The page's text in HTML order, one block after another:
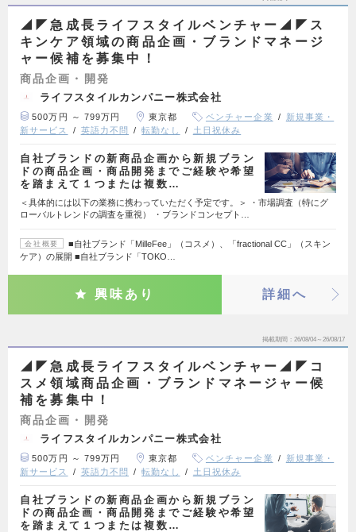
◢◤急成長ライフスタイルベンチャー◢◤ス
キンケア領域の商品企画・ブランドマネージ
ャー候補を募集中！
商品企画・開発
ライフスタイルカンパニー株式会社
500万円 ～ 799万円 東京都 ベンチャー企業
新規事業・
新サービス
英語力不問 転勤なし 土日祝休み
自社ブランドの新商品企画から新規ブラン
ドの商品企画・商品開発までご経験や希望
を踏まえて１つまたは複数…
＜具体的には以下の業務に携わっていただく予定です。＞ ・市場調査（特にグ
ローバルトレンドの調査を重視） ・ブランドコンセプト…
会社概要
■自社ブランド「MilleFee」（コスメ）、「fractional CC」（スキン
ケア）の展開 ■自社ブランド「TOKO…
興味あり 詳細へ
掲載期間 26/08/04～26/08/17
◢◤急成長ライフスタイルベンチャー◢◤コ
スメ領域商品企画・ブランドマネージャー候
補を募集中！
商品企画・開発
ライフスタイルカンパニー株式会社
500万円 ～ 799万円 東京都 ベンチャー企業
新規事業・
新サービス
英語力不問 転勤なし 土日祝休み
自社ブランドの新商品企画から新規ブラン
ドの商品企画・商品開発までご経験や希望
を踏まえて１つまたは複数…